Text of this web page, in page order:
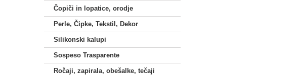
Čopiči in lopatice, orodje
Perle, Čipke, Tekstil, Dekor
Silikonski kalupi
Sospeso Trasparente
Ročaji, zapirala, obešalke, tečaji